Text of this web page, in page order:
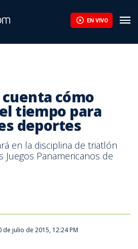
EN VIVO
cuenta cómo
tiempo para
deportes
en la disciplina de triatlón
Panamericanos de
de julio de 2015, 12:24 PM